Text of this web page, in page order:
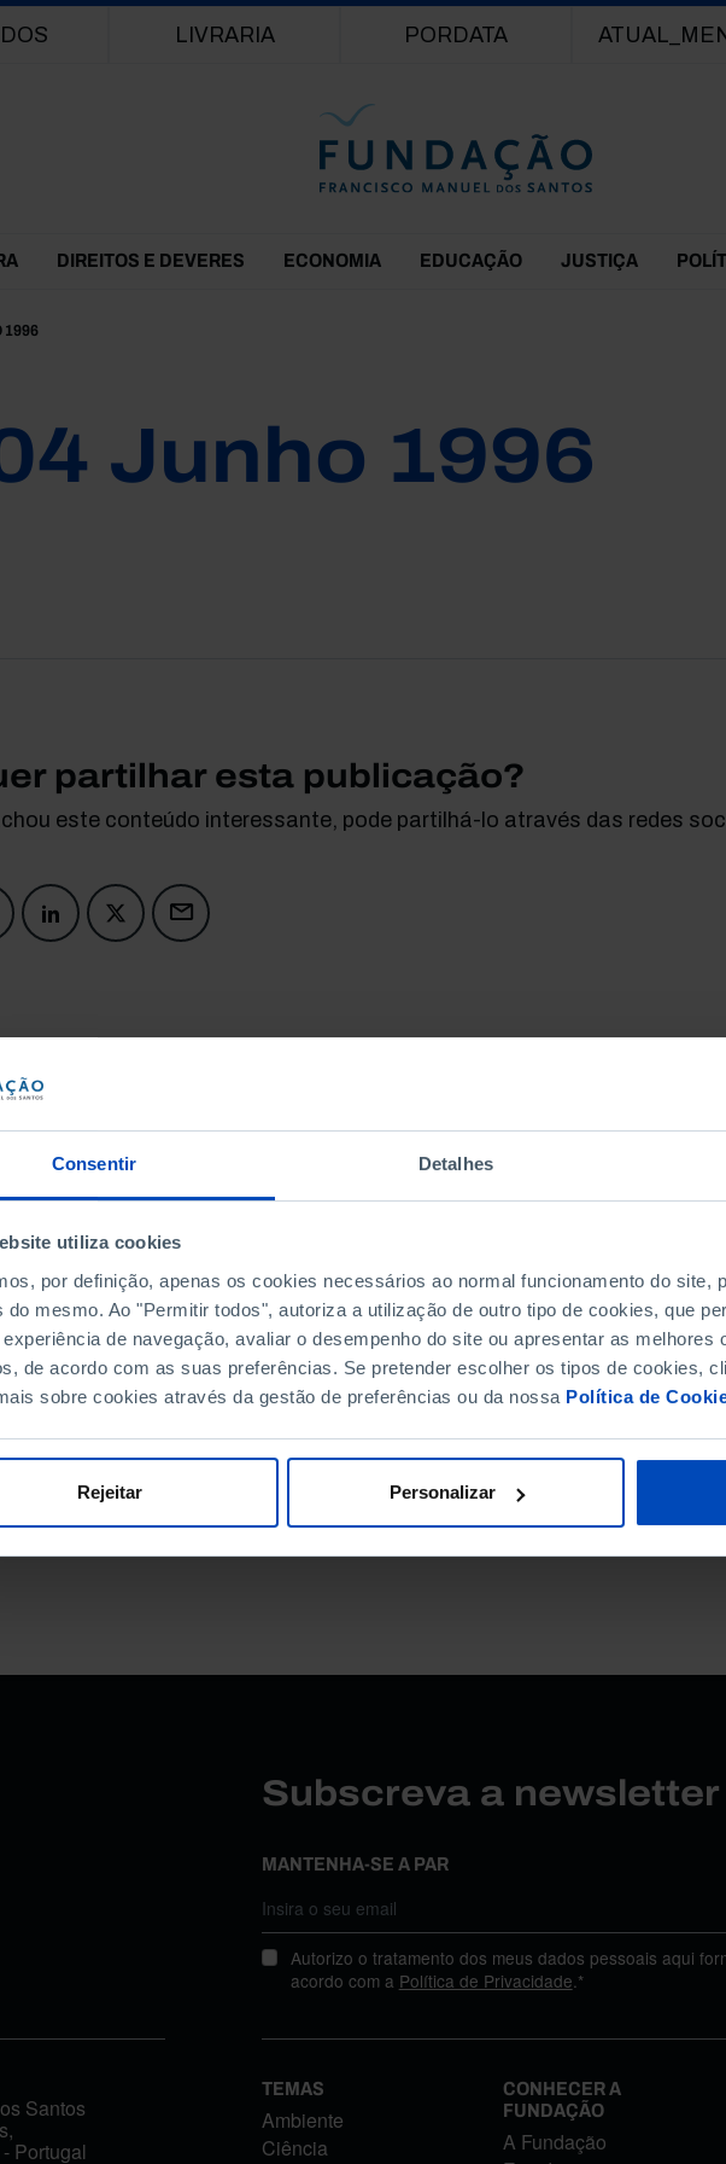
Consentir Detalhes
utiliza cookies
por definição, apenas os cookies necessários ao normal funcionamento do site,
do mesmo. Ao "Permitir todos", autoriza a utilização de outro tipo de cookies, que
experiência de navegação, avaliar o desempenho do site ou apresentar as melhores
de acordo com as suas preferências. Se pretender escolher os tipos de cookies,
sobre cookies através da gestão de preferências ou da nossa Política de
Rejeitar Personalizar
LIVRARIA PORDATA
DIREITOS E DEVERES ECONOMIA EDUCAÇÃO JUSTIÇA
1996
Junho 1996
partilhar esta publicação?
este conteúdo interessante, pode partilhá-lo através das redes
DATA DE FIM
Subscreva a
MANTENHA-SE A PAR
Autorizo o tratamento dos meus dados pessoais aqui
acordo com a Política de Privacidade.*
Santos
Portugal
TEMAS
Ambiente
Ciência
CONHECER A
FUNDAÇÃO
A Fundação